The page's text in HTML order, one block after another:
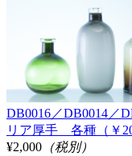
DB0016／DB0014／
リア厚手 各種（￥
¥2,000 （税別）